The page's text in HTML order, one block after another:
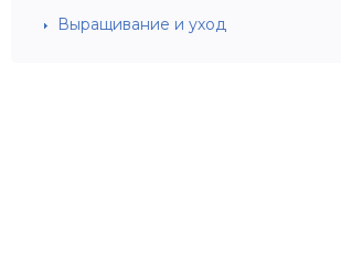
Выращивание и уход